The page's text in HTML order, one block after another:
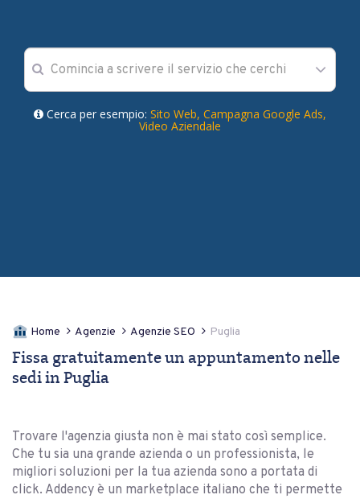
Cerca per esempio: Sito Web, Campagna Google Ads,
Video Aziendale
Home Agenzie Agenzie SEO Puglia
Fissa gratuitamente un appuntamento nelle
sedi in Puglia
Trovare l'agenzia giusta non è mai stato così semplice.
Che tu sia una grande azienda o un professionista, le
migliori soluzioni per la tua azienda sono a portata di
click. Addency è un marketplace italiano che ti permette